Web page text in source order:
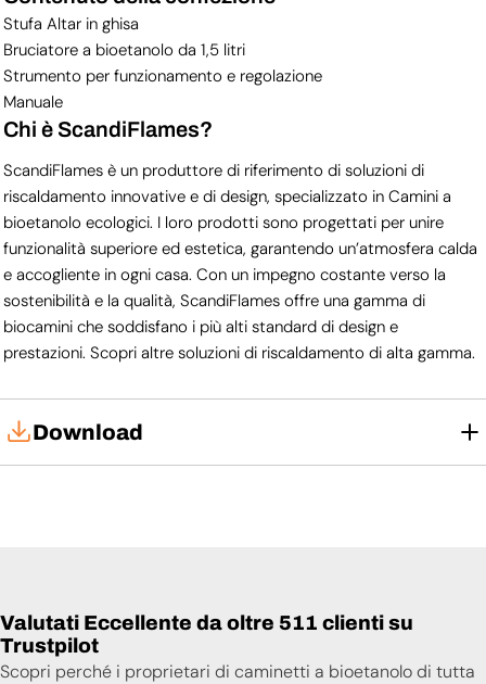
Stufa Altar in ghisa
Bruciatore a bioetanolo da 1,5 litri
Strumento per funzionamento e regolazione
Manuale
Chi è ScandiFlames?
ScandiFlames è un produttore di riferimento di soluzioni di
riscaldamento innovative e di design, specializzato in Camini a
bioetanolo ecologici. I loro prodotti sono progettati per unire
funzionalità superiore ed estetica, garantendo un’atmosfera calda
e accogliente in ogni casa. Con un impegno costante verso la
sostenibilità e la qualità, ScandiFlames offre una gamma di
biocamini che soddisfano i più alti standard di design e
prestazioni. Scopri altre soluzioni di riscaldamento di alta gamma.
Download
Valutati Eccellente da oltre 511 clienti su
Trustpilot
Scopri perché i proprietari di caminetti a bioetanolo di tutta